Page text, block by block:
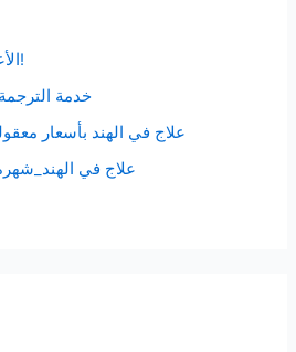
الأعذار مقابل السلوك السيئ!
خدمة
علاج في الهند بأسعار
علاج في